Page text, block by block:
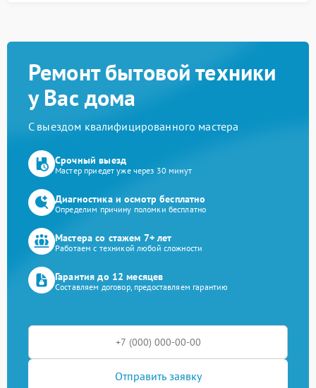
Ремонт бытовой техники
у Вас дома
С выездом квалифицированного мастера
Срочный выезд
Мастер приедет уже через 30 минут
Диагностика и осмотр бесплатно
Определим причину поломки бесплатно
Мастера со стажем 7+ лет
Работаем с техникой любой сложности
Гарантия до 12 месяцев
Составляем договор, предоставляем гарантию
Отправить заявку